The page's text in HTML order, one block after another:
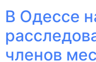
В Одессе
членов